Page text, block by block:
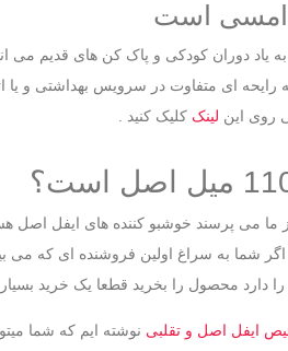
است
یاد دوران کودکی و پاک کن های قدیم می
ای متفاوت در سرویس بهداشتی و یا
روی این لینک کلیک کنید .
می پرسند خوشبو کننده های ایفل اصل
به سراغ اولین فروشنده ای که می
محصول را بخرید قطعا یک خرید
ایفل اصل و تقلبی نوشته ایم که شما